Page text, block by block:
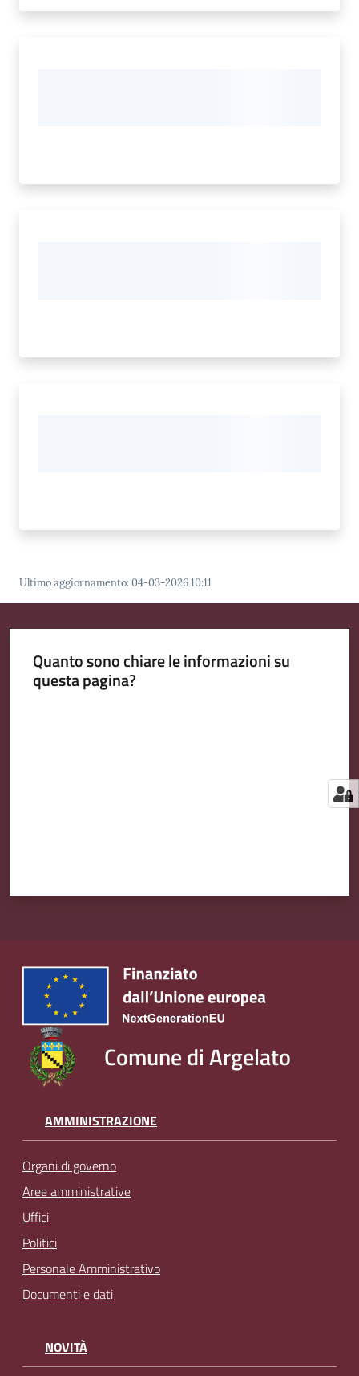
Ultimo aggiornamento:04-03-2026 10:11
Quanto sono chiare le informazioni su
questa pagina?
Comune di Argelato
AMMINISTRAZIONE
Organi di governo
Aree amministrative
Uffici
Politici
Personale Amministrativo
Documenti e dati
NOVITÀ